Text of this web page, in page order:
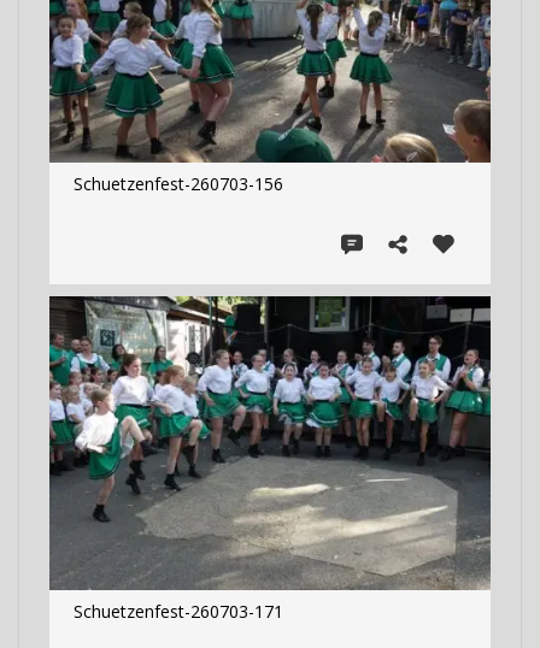
Schuetzenfest-260703-156
Schuetzenfest-260703-171